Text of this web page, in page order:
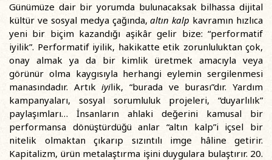
Günümüze dair bir yorumda bulunacaksak bilhassa dijital
kültür ve sosyal medya çağında,altın kalp kavramın hızlıca
yeni bir biçim kazandığı aşikâr gelir bize: “performatif
iyilik”. Performatif iyilik, hakikatte etik zorunluluktan çok,
onay almak ya da bir kimlik üretmek amacıyla veya
görünür olma kaygısıyla herhangi eylemin sergilenmesi
manasındadır. Artıkiyilik, “burada ve burası”dır. Yardım
kampanyaları, sosyal sorumluluk projeleri, “duyarlılık”
paylaşımları… İnsanların ahlaki değerini kamusal bir
performansa dönüştürdüğü anlar “altın kalp”i içsel bir
nitelik olmaktan çıkarıp sızıntılı imge hâline getirir.
Kapitalizm, ürün metalaştırma işini duygulara bulaştırır. 20.